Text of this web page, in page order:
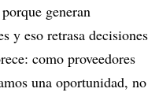
generan
y eso retrasa decisiones
como proveedores
una oportunidad, no